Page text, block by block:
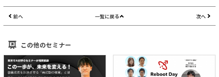
前へ 一覧に戻る 次へ
この他のセミナー